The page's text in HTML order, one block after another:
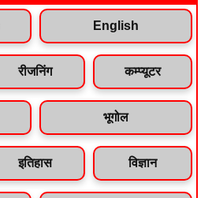
English
रीजनिंग कम्प्यूटर
भूगोल
इतिहास विज्ञान